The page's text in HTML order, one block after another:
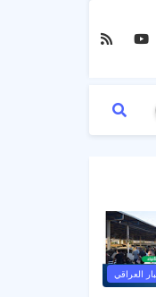
العراقي